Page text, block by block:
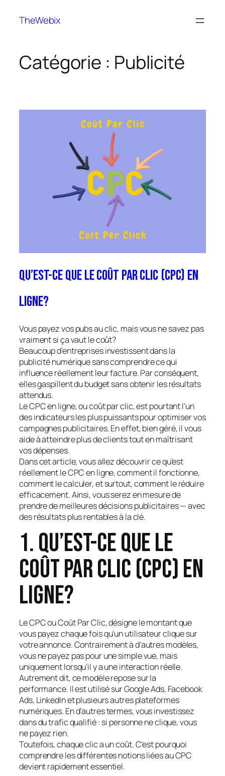
TheWebix
Catégorie : Publicité
Qu’est-ce que le coût par clic (CPC) en
ligne?
Vous payez vos pubs au clic, mais vous ne savez pas
vraiment si ça vaut le coût?
Beaucoup d’entreprises investissent dans la
publicité numérique sans comprendre ce qui
influence réellement leur facture. Par conséquent,
elles gaspillent du budget sans obtenir les résultats
attendus.
Le CPC en ligne, ou coût par clic, est pourtant l’un
des indicateurs les plus puissants pour optimiser vos
campagnes publicitaires. En effet, bien géré, il vous
aide à atteindre plus de clients tout en maîtrisant
vos dépenses.
Dans cet article, vous allez découvrir ce qu’est
réellement le CPC en ligne, comment il fonctionne,
comment le calculer, et surtout, comment le réduire
efficacement. Ainsi, vous serez en mesure de
prendre de meilleures décisions publicitaires — avec
des résultats plus rentables à la clé.
1. Qu’est-ce que le
coût par clic (CPC) en
ligne?
Le CPC ou Coût Par Clic, désigne le montant que
vous payez chaque fois qu’un utilisateur clique sur
votre annonce. Contrairement à d’autres modèles,
vous ne payez pas pour une simple vue, mais
uniquement lorsqu’il y a une interaction réelle.
Autrement dit, ce modèle repose sur la
performance. Il est utilisé sur Google Ads, Facebook
Ads, LinkedIn et plusieurs autres plateformes
numériques. En d’autres termes, vous investissez
dans du trafic qualifié : si personne ne clique, vous
ne payez rien.
Toutefois, chaque clic a un coût. C’est pourquoi
comprendre les différentes notions liées au CPC
devient rapidement essentiel.